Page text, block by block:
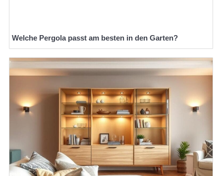
Welche Pergola passt am besten in den Garten?